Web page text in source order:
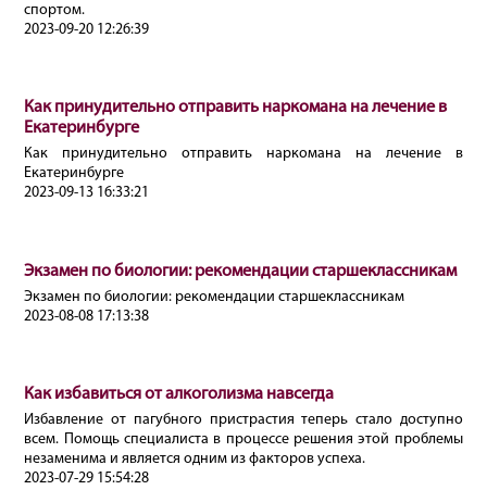
спортом.
2023-09-20 12:26:39
Как принудительно отправить наркомана на лечение в
Екатеринбурге
Как принудительно отправить наркомана на лечение в
Екатеринбурге
2023-09-13 16:33:21
Экзамен по биологии: рекомендации старшеклассникам
Экзамен по биологии: рекомендации старшеклассникам
2023-08-08 17:13:38
Как избавиться от алкоголизма навсегда
Избавление от пагубного пристрастия теперь стало доступно
всем. Помощь специалиста в процессе решения этой проблемы
незаменима и является одним из факторов успеха.
2023-07-29 15:54:28